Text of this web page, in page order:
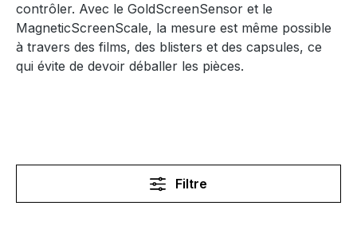
contrôler. Avec le GoldScreenSensor et le
MagneticScreenScale, la mesure est même possible
à travers des films, des blisters et des capsules, ce
qui évite de devoir déballer les pièces.
Filtre